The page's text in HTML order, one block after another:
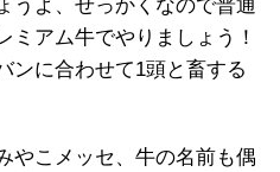
うよ、せっかくなので普通
ミアム牛でやりましょう！
ンに合わせて1頭と畜する
やこメッセ、牛の名前も偶